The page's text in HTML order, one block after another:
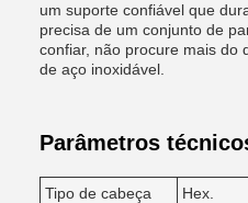
um suporte confiável que
precisa de um conjunto de
confiar, não procure mais do
de aço inoxidável.
Parâmetros
Tipo de cabeça
Hex.